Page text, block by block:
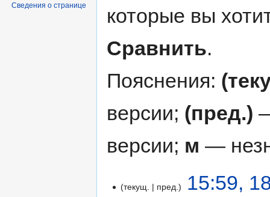
которые вы
Сравнить.
Пояснения:
версии; (пред.)
версии; м —
текущ. пред. 15:59,
Сведения о странице